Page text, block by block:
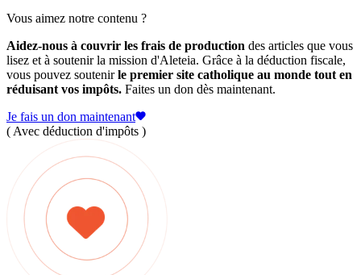
Vous aimez notre contenu ?
Aidez-nous à couvrir les frais de production des articles que vous
lisez et à soutenir la mission d'Aleteia. Grâce à la déduction fiscale,
vous pouvez soutenirle premier site catholique au monde tout en
réduisant vos impôts. Faites un don dès maintenant.
Je fais un don maintenant
( Avec déduction d'impôts )